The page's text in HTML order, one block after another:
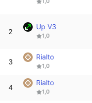
2
Up V3
1,0
3
Rialto
1,0
4
Rialto
1,0